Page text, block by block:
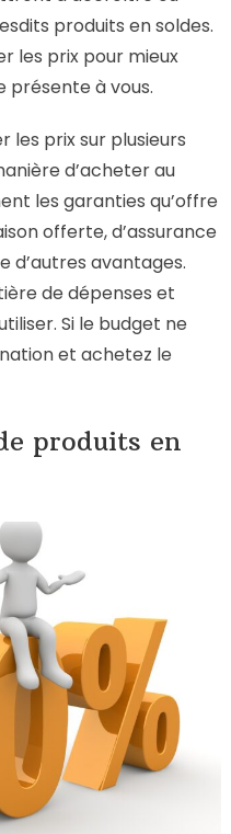
produits en soldes.
les prix pour mieux
présente à vous.
les prix sur plusieurs
d’acheter au
les garanties qu’offre
offerte, d’assurance
d’autres avantages.
de dépenses et
Si le budget ne
et achetez le
produits en